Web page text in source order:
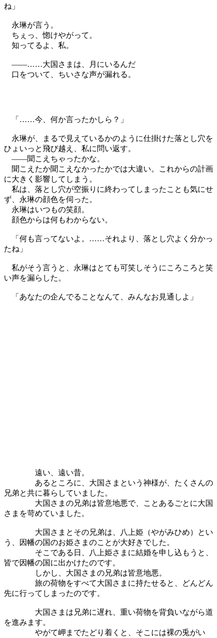
ね」
永琳が言う。
ちぇっ、惚けやがって。
知ってるよ、私。
――……大国さまは、月にいるんだ
口をついて、ちいさな声が漏れる。
「……今、何か言ったかしら？」
永琳が、まるで見えているかのように仕掛けた落とし穴を
ひょいっと飛び越え、私に問い返す。
――聞こえちゃったかな。
聞こえたか聞こえなかったかでは大違い。これからの計画
に大きく影響してしまう。
私は、落とし穴が空振りに終わってしまったことも気にせ
ず、永琳の顔色を伺った。
永琳はいつもの笑顔。
顔色からは何もわからない。
「何も言ってないよ。……それより、落とし穴よく分かっ
たね」
私がそう言うと、永琳はとても可笑しそうにころころと笑
い声を漏らした。
「あなたの企んでることなんて、みんなお見通しよ」
遠い、遠い昔。
あるところに、大国さまという神様が、たくさんの
兄弟と共に暮らしていました。
大国さまの兄弟は皆意地悪で、ことあるごとに大国
さまを苛めていました。
大国さまとその兄弟は、八上姫（やがみひめ）とい
う、因幡の国のお姫さまのことが大好きでした。
そこである日、八上姫さまに結婚を申し込もうと、
皆で因幡の国に出かけたのです。
しかし、大国さまの兄弟は皆意地悪。
旅の荷物をすべて大国さまに持たせると、どんどん
先に行ってしまったのです。
大国さまは兄弟に遅れ、重い荷物を背負いながら道
を進みます。
やがて岬までたどり着くと、そこには裸の兎がい